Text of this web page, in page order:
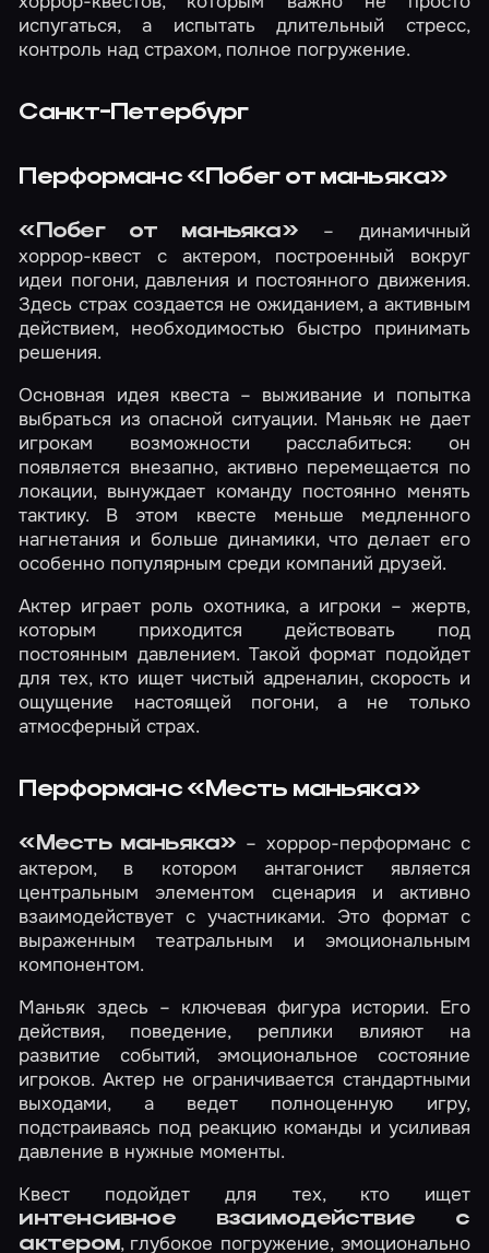
испугаться, а испытать длительный стресс,
контроль над страхом, полное погружение.
Санкт-Петербург
Перформанс «Побег от маньяка»
«Побег от маньяка»– динамичный
хоррор-квест с актером, построенный вокруг
идеи погони, давления и постоянного движения.
Здесь страх создается не ожиданием, а активным
действием, необходимостью быстро принимать
решения.
Основная идея квеста – выживание и попытка
выбраться из опасной ситуации. Маньяк не дает
игрокам возможности расслабиться: он
появляется внезапно, активно перемещается по
локации, вынуждает команду постоянно менять
тактику. В этом квесте меньше медленного
нагнетания и больше динамики, что делает его
особенно популярным среди компаний друзей.
Актер играет роль охотника, а игроки – жертв,
которым приходится действовать под
постоянным давлением. Такой формат подойдет
для тех, кто ищет чистый адреналин, скорость и
ощущение настоящей погони, а не только
атмосферный страх.
Перформанс «Месть маньяка»
«Месть маньяка» – хоррор-перформанс с
актером, в котором антагонист является
центральным элементом сценария и активно
взаимодействует с участниками. Это формат с
выраженным театральным и эмоциональным
компонентом.
Маньяк здесь – ключевая фигура истории. Его
действия, поведение, реплики влияют на
развитие событий, эмоциональное состояние
игроков. Актер не ограничивается стандартными
выходами, а ведет полноценную игру,
подстраиваясь под реакцию команды и усиливая
давление в нужные моменты.
Квест подойдет для тех, кто ищет
интенсивное взаимодействие с
актером, глубокое погружение, эмоционально